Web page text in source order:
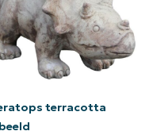
terracotta